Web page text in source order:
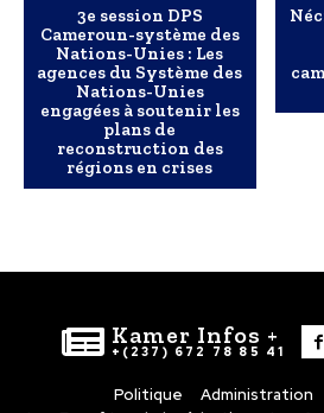
3e session DPS
Cameroun-système des
Nations-Unies : Les
agences du Système des
Nations-Unies
engagées à soutenir les
plans de
reconstruction des
régions en crises
Kamer Infos +
+(237) 672 78 85 41
Politique Administration